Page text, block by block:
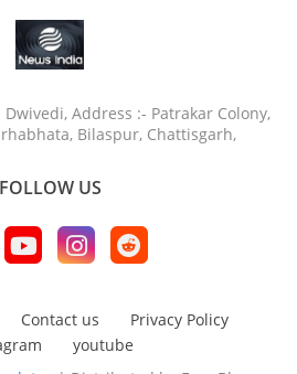
Address :- Patrakar Colony,
Bilaspur, Chattisgarh,
FOLLOW US
Contact us
Privacy Policy
youtube